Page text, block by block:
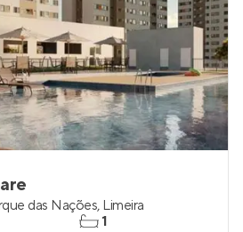
das Nações, Limeira
1